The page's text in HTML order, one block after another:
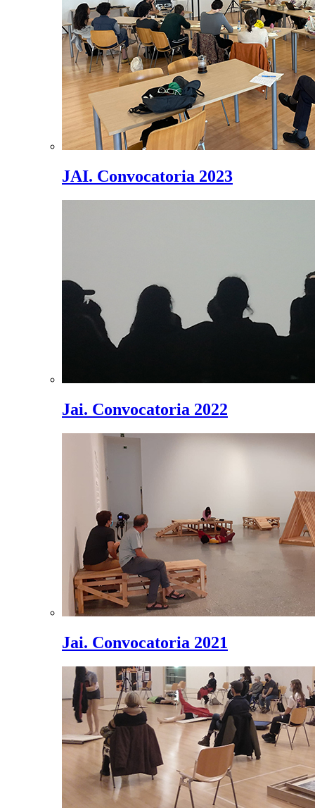
JAI. Convocatoria 2023
Jai. Convocatoria 2022
Jai. Convocatoria 2021